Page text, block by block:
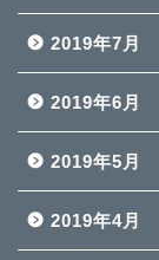
2019年7月
2019年6月
2019年5月
2019年4月